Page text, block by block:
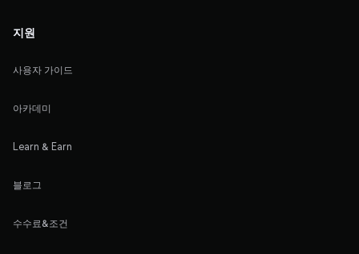
지원
사용자 가이드
아카데미
Learn & Earn
블로그
수수료&조건